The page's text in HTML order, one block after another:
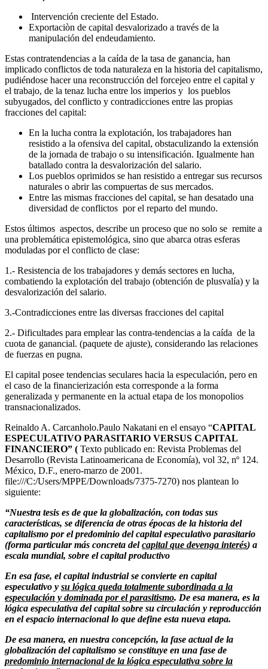
Intervención creciente del Estado.
Exportaciòn de capital desvalorizado a través de la
manipulación del endeudamiento.
Estas contratendencias a la caída de la tasa de ganancia, han
implicado conflictos de toda naturaleza en la historia del capitalismo,
pudiéndose hacer una reconstrucción del forcejeo entre el capital y
el trabajo, de la tenaz lucha entre los imperios y los pueblos
subyugados, del conflicto y contradicciones entre las propias
fracciones del capital:
En la lucha contra la explotación, los trabajadores han
resistido a la ofensiva del capital, obstaculizando la extensión
de la jornada de trabajo o su intensificación. Igualmente han
batallado contra la desvalorización del salario.
Los pueblos oprimidos se han resistido a entregar sus recursos
naturales o abrir las compuertas de sus mercados.
Entre las mismas fracciones del capital, se han desatado una
diversidad de conflictos por el reparto del mundo.
Estos últimos aspectos, describe un proceso que no solo se remite a
una problemática epistemológica, sino que abarca otras esferas
moduladas por el conflicto de clase:
1.- Resistencia de los trabajadores y demás sectores en lucha,
combatiendo la explotación del trabajo (obtención de plusvalía) y la
desvalorización del salario.
3.-Contradicciones entre las diversas fracciones del capital
2.- Dificultades para emplear las contra-tendencias a la caída de la
cuota de ganancial. (paquete de ajuste), considerando las relaciones
de fuerzas en pugna.
El capital posee tendencias seculares hacia la especulación, pero en
el caso de la financierización esta corresponde a la forma
generalizada y permanente en la actual etapa de los monopolios
transnacionalizados.
Reinaldo A. Carcanholo.Paulo Nakatani en el ensayo “CAPITAL
ESPECULATIVO PARASITARIO VERSUS CAPITAL
FINANCIERO” ( Texto publicado en: Revista Problemas del
Desarrollo (Revista Latinoamericana de Economía), vol 32, nº 124.
México, D.F., enero-marzo de 2001.
file:///C:/Users/MPPE/Downloads/7375-7270) nos plantean lo
siguiente:
“Nuestra tesis es de que la globalización, con todas sus
características, se diferencia de otras épocas de la historia del
capitalismo por el predominio del capital especulativo parasitario
(forma particular más concreta delcapital que devenga interés) a
escala mundial, sobre el capital productivo
En esa fase, el capital industrial se convierte en capital
especulativo y su lógica queda totalmente subordinada a la
especulación y dominada por el parasitismo. De esa manera, es la
lógica especulativa del capital sobre su circulación y reproducción
en el espacio internacional lo que define esta nueva etapa.
De esa manera, en nuestra concepción, la fase actual de la
globalización del capitalismo se constituye en una fase de
predominio internacional de la lógica especulativa sobre la